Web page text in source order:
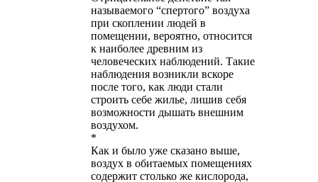
называемого “спертого” воздуха
при скоплении людей в
помещении, вероятно, относится
к наиболее древним из
человеческих наблюдений. Такие
наблюдения возникли вскоре
после того, как люди стали
строить себе жилье, лишив себя
возможности дышать внешним
воздухом.
*
Как и было уже сказано выше,
воздух в обитаемых помещениях
содержит столько же кислорода,